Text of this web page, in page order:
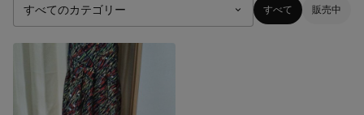
すべて 販売中